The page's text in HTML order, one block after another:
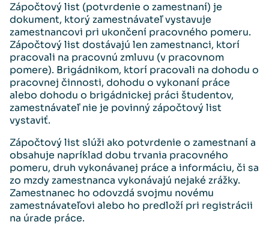
Zápočtový list (potvrdenie o zamestnaní) je
dokument, ktorý zamestnávateľ vystavuje
zamestnancovi pri ukončení pracovného pomeru.
Zápočtový list dostávajú len zamestnanci, ktorí
pracovali na pracovnú zmluvu (v pracovnom
pomere). Brigádnikom, ktorí pracovali na dohodu o
pracovnej činnosti, dohodu o vykonaní práce
alebo dohodu o brigádnickej práci študentov,
zamestnávateľ nie je povinný zápočtový list
vystaviť.
Zápočtový list slúži ako potvrdenie o zamestnaní a
obsahuje napríklad dobu trvania pracovného
pomeru, druh vykonávanej práce a informáciu, či sa
zo mzdy zamestnanca vykonávajú nejaké zrážky.
Zamestnanec ho odovzdá svojmu novému
zamestnávateľovi alebo ho predloží pri registrácii
na úrade práce.